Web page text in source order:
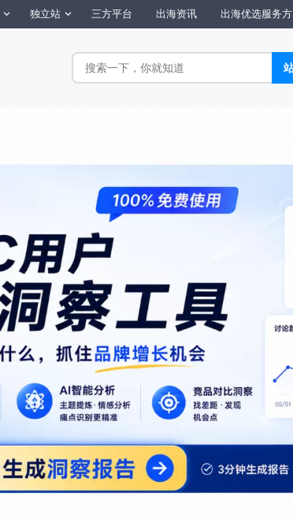
独立站 三方平台 出海资讯 出海优选服务方